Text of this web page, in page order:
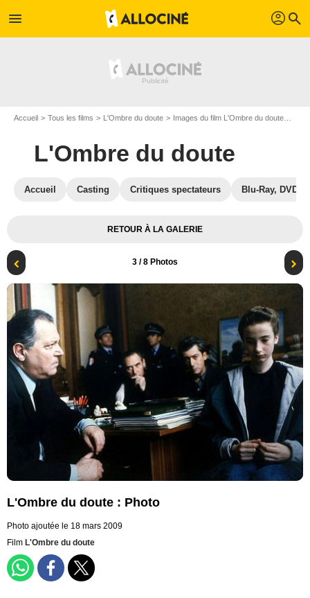
menu profil search
Accueil Tous les films L'Ombre du doute Images du film L'Ombre du doute
L'Ombre du doute
Accueil Casting Critiques spectateurs Blu-Ray, DVD
RETOUR À LA GALERIE
3 / 8 Photos
L'Ombre du doute : Photo
Photo ajoutée le 18 mars 2009
Film L'Ombre du doute